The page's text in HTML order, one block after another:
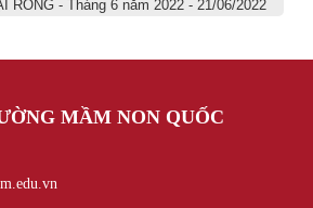
RỒNG - Tháng 6 năm 2022 - 21/06/2022
MẦM NON QUỐC